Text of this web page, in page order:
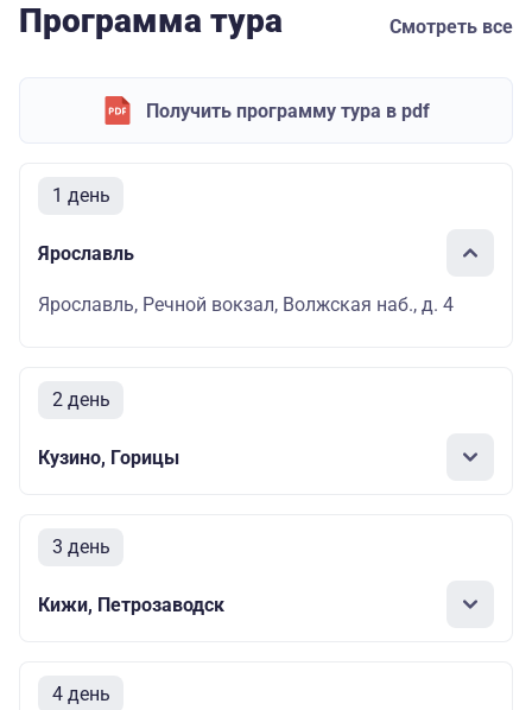
Программа тура Смотреть все
Получить программу тура в pdf
1 день
Ярославль
Ярославль, Речной вокзал, Волжская наб., д. 4
2 день
Кузино, Горицы
3 день
Кижи, Петрозаводск
4 день